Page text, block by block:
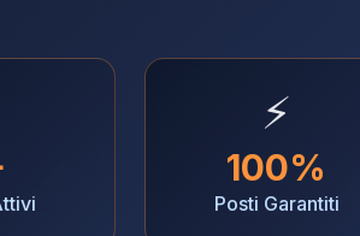
⚡
100%
Posti Garantiti